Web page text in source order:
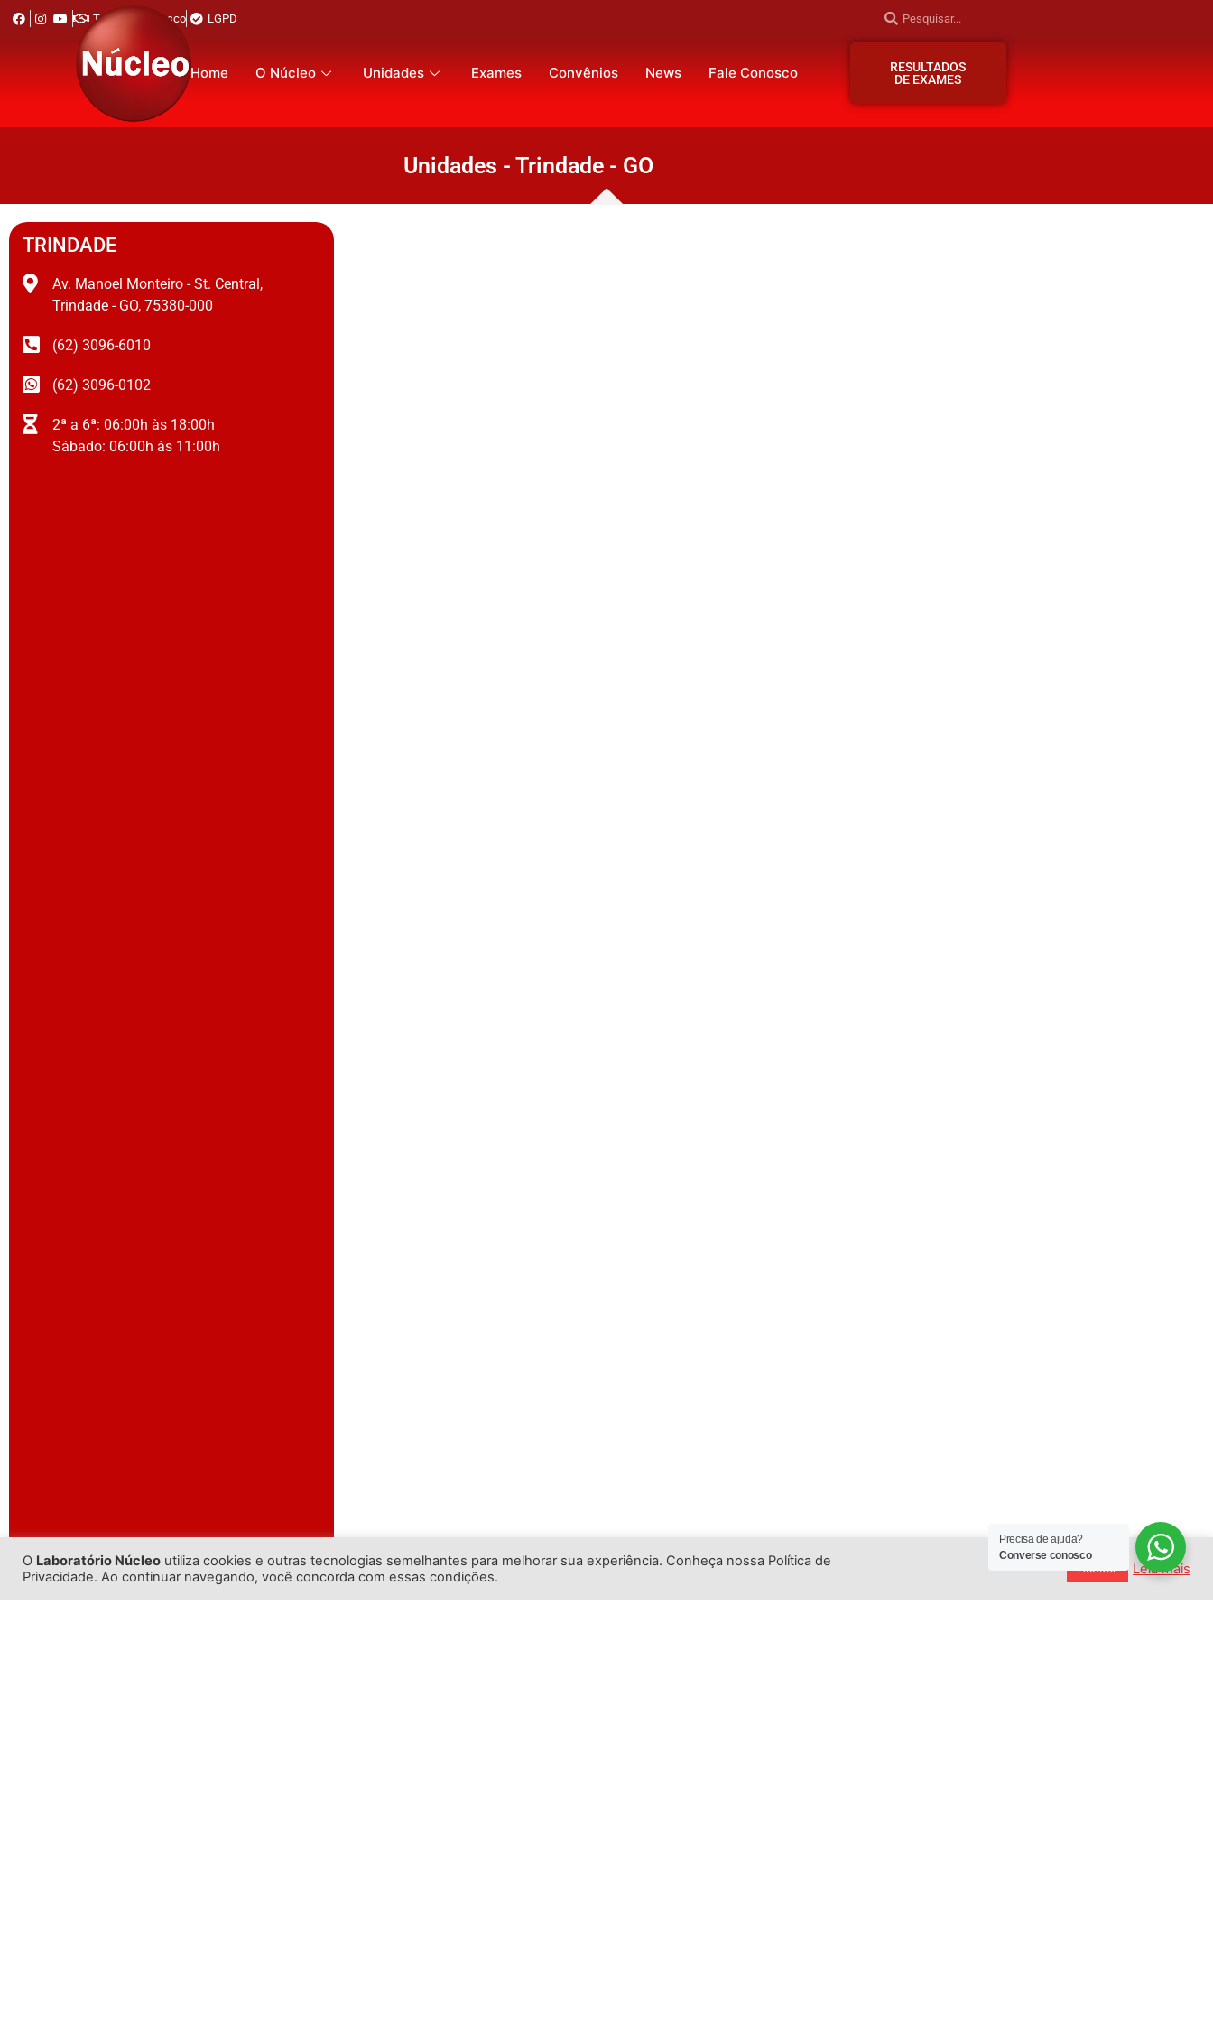
Trabalhe Conosco LGPD
Home O Núcleo Unidades Exames Convênios News Fale Conosco
RESULTADOS
DE EXAMES
Unidades - Trindade - GO
TRINDADE
Av. Manoel Monteiro - St. Central,
Trindade - GO, 75380-000
(62) 3096-6010
(62) 3096-0102
2ª a 6ª: 06:00h às 18:00h
Sábado: 06:00h às 11:00h
O Laboratório Núcleo utiliza cookies e outras tecnologias semelhantes para melhorar sua experiência. Conheça nossa Política de
Privacidade. Ao continuar navegando, você concorda com essas condições.
Aceitar Leia mais
Precisa de ajuda?
Converse conosco